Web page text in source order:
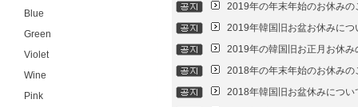
Blue
Green
Violet
Wine
Pink
2019年の年末年始のお休み
2019年韓国旧お盆お休みに
2019年の韓国旧お正月お休
2018年の年末年始のお休み
2018年韓国旧お盆休みにつ